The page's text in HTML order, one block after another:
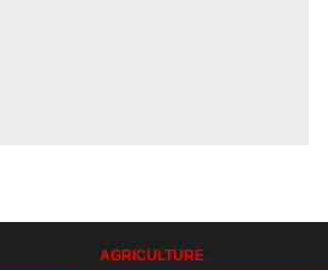
AGRICULTURE